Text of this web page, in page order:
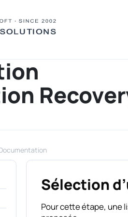
Sélection
Pour cette étape, une